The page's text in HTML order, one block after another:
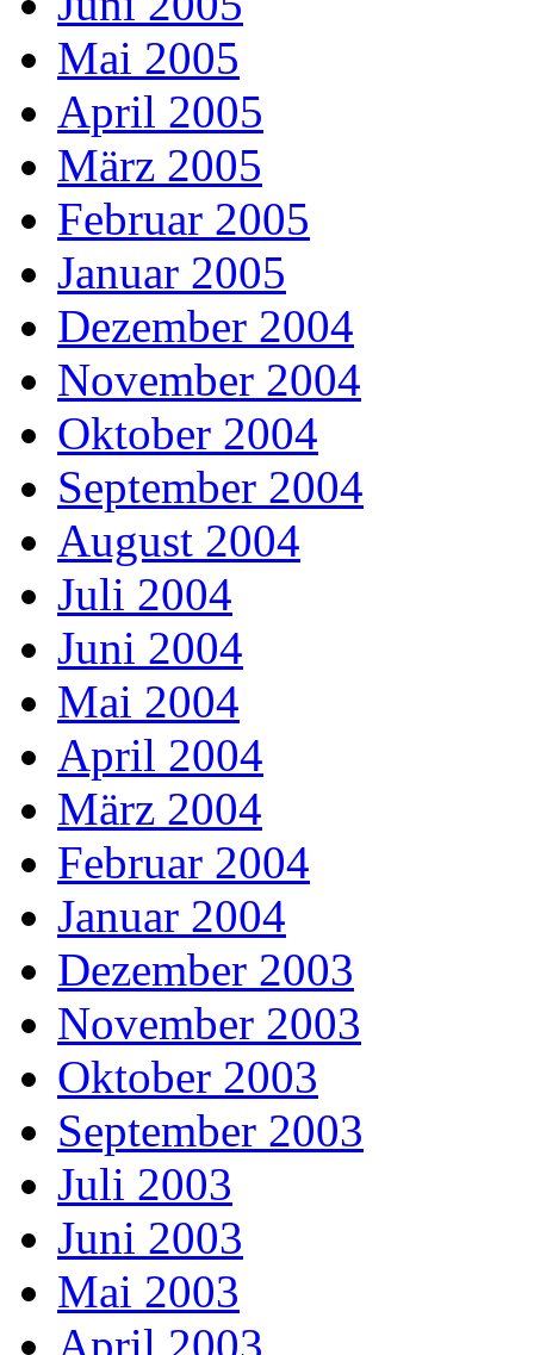
Mai 2005
April 2005
März 2005
Februar 2005
Januar 2005
Dezember 2004
November 2004
Oktober 2004
September 2004
August 2004
Juli 2004
Juni 2004
Mai 2004
April 2004
März 2004
Februar 2004
Januar 2004
Dezember 2003
November 2003
Oktober 2003
September 2003
Juli 2003
Juni 2003
Mai 2003